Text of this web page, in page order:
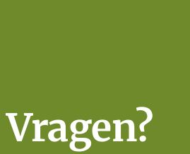
Vragen?